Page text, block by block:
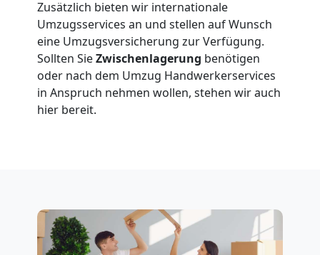
Zusätzlich bieten wir internationale
Umzugsservices an und stellen auf Wunsch
eine Umzugsversicherung zur Verfügung.
Sollten SieZwischenlagerung benötigen
oder nach dem Umzug Handwerkerservices
in Anspruch nehmen wollen, stehen wir auch
hier bereit.
Leonding
Übersiedlung
Leonding
Leonding